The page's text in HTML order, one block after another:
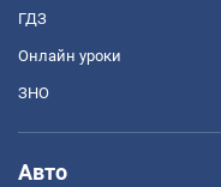
ГДЗ
Онлайн уроки
ЗНО
Авто